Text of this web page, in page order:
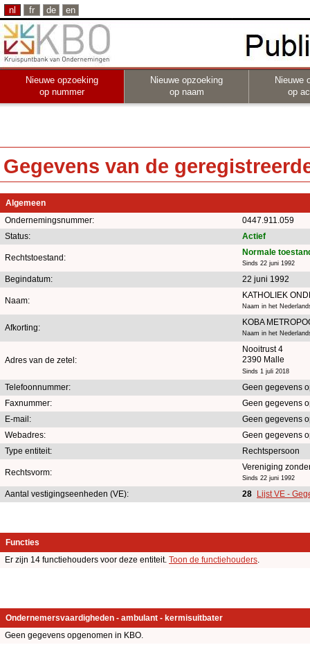
nl fr de en
Nieuwe opzoeking
op nummer
Nieuwe opzoeking
op naam
Nieuwe
op
Gegevens van de
Algemeen
Ondernemingsnummer:
0447.911.059
Status:
Actief
Rechtstoestand:
Normale
Sinds 22 juni 1992
Begindatum: 22 juni 1992
Naam:
KATHOLIEK
Naam in het
Afkorting:
KOBA
Naam in het
Adres van de zetel:
Nooitrust 4
2390 Malle
Sinds 1 juli 2018
Telefoonnummer:
Geen gegevens
Faxnummer:
Geen gegevens
E-mail:
Geen gegevens
Webadres:
Geen gegevens
Type entiteit:
Rechtspersoon
Rechtsvorm:
Vereniging
Sinds 22 juni 1992
Aantal vestigingseenheden (VE): 28 Lijst VE -
Functies
Er zijn 14 functiehouders voor deze entiteit. Toon de functiehouders.
Ondernemersvaardigheden - ambulant - kermisuitbater
Geen gegevens opgenomen in KBO.